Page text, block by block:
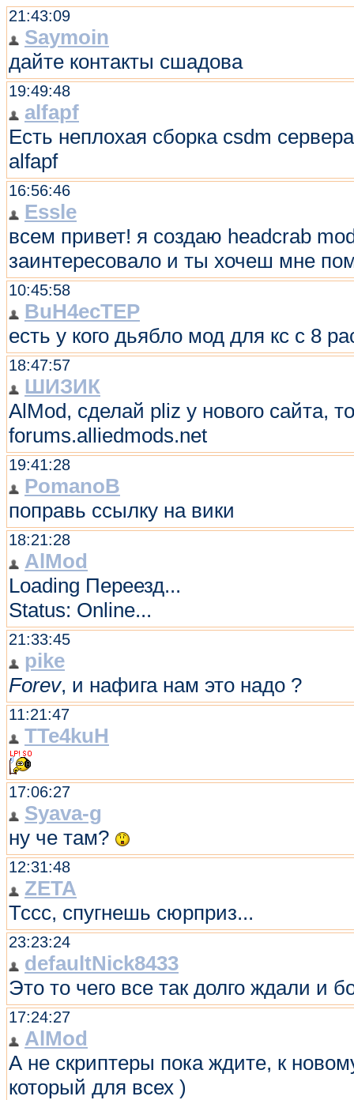
21:43:09
Saymoin
дайте контакты сшадова
19:49:48
alfapf
Есть неплохая сборка csdm
alfapf
16:56:46
Essle
всем привет! я создаю headcrab
заинтересовало и ты хочеш мне
10:45:58
BuH4ecTEP
есть у кого дьябло мод для кс с 8
18:47:57
ШИЗИК
AlMod, сделай pliz у нового сайта,
forums.alliedmods.net
19:41:28
PomanoB
поправь ссылку на вики
18:21:28
AlMod
Loading Переезд...
Status: Online...
21:33:45
pike
Forev, и нафига нам это надо ?
11:21:47
TTe4kuH
17:06:27
Syava-g
ну че там?
12:31:48
ZETA
Тссс, спугнешь сюрприз...
23:23:24
defaultNick8433
Это то чего все так долго ждали и
17:24:27
AlMod
А не скриптеры пока ждите, к
который для всех )